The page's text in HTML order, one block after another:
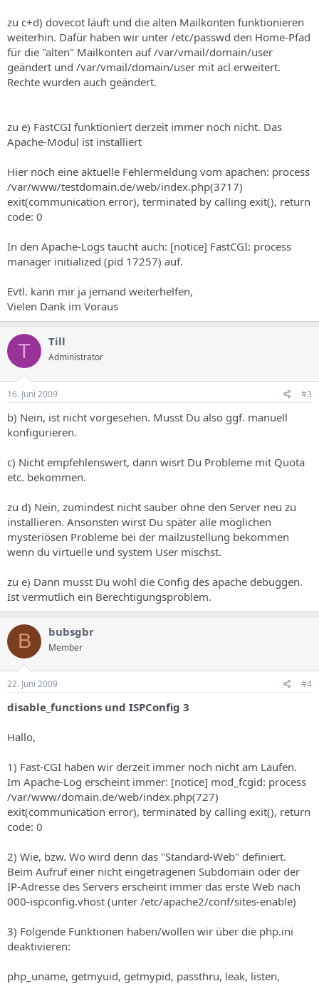
zu c+d) dovecot läuft und die alten Mailkonten funktionieren
weiterhin. Dafür haben wir unter /etc/passwd den Home-Pfad
für die "alten" Mailkonten auf /var/vmail/domain/user
geändert und /var/vmail/domain/user mit acl erweitert.
Rechte wurden auch geändert.
zu e) FastCGI funktioniert derzeit immer noch nicht. Das
Apache-Modul ist installiert
Hier noch eine aktuelle Fehlermeldung vom apachen: process
/var/www/testdomain.de/web/index.php(3717)
exit(communication error), terminated by calling exit(), return
code: 0
In den Apache-Logs taucht auch: [notice] FastCGI: process
manager initialized (pid 17257) auf.
Evtl. kann mir ja jemand weiterhelfen,
Vielen Dank im Voraus
T Till
Administrator
16. Juni 2009 #3
b) Nein, ist nicht vorgesehen. Musst Du also ggf. manuell
konfigurieren.
c) Nicht empfehlenswert, dann wisrt Du Probleme mit Quota
etc. bekommen.
zu d) Nein, zumindest nicht sauber ohne den Server neu zu
installieren. Ansonsten wirst Du später alle möglichen
mysteriösen Probleme bei der mailzustellung bekommen
wenn du virtuelle und system User mischst.
zu e) Dann musst Du wohl die Config des apache debuggen.
Ist vermutlich ein Berechtigungsproblem.
B bubsgbr
Member
22. Juni 2009 #4
disable_functions und ISPConfig 3
Hallo,
1) Fast-CGI haben wir derzeit immer noch nicht am Laufen.
Im Apache-Log erscheint immer: [notice] mod_fcgid: process
/var/www/domain.de/web/index.php(727)
exit(communication error), terminated by calling exit(), return
code: 0
2) Wie, bzw. Wo wird denn das "Standard-Web" definiert.
Beim Aufruf einer nicht eingetragenen Subdomain oder der
IP-Adresse des Servers erscheint immer das erste Web nach
000-ispconfig.vhost (unter /etc/apache2/conf/sites-enable)
3) Folgende Funktionen haben/wollen wir über die php.ini
deaktivieren:
php_uname, getmyuid, getmypid, passthru, leak, listen,